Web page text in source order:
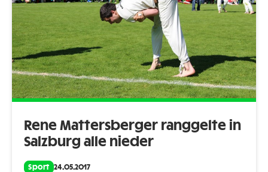
Rene Mattersberger ranggelte in
Salzburg alle nieder
Sport 24.05.2017